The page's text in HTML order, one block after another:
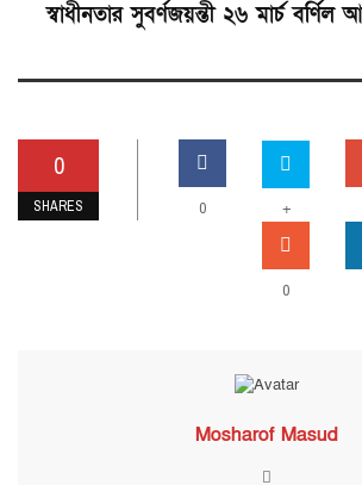
স্বাধীনতার সুবর্ণজয়ন্তী ২৬ মার্চ
0
SHARES 0 +
0
Mosharof Masud